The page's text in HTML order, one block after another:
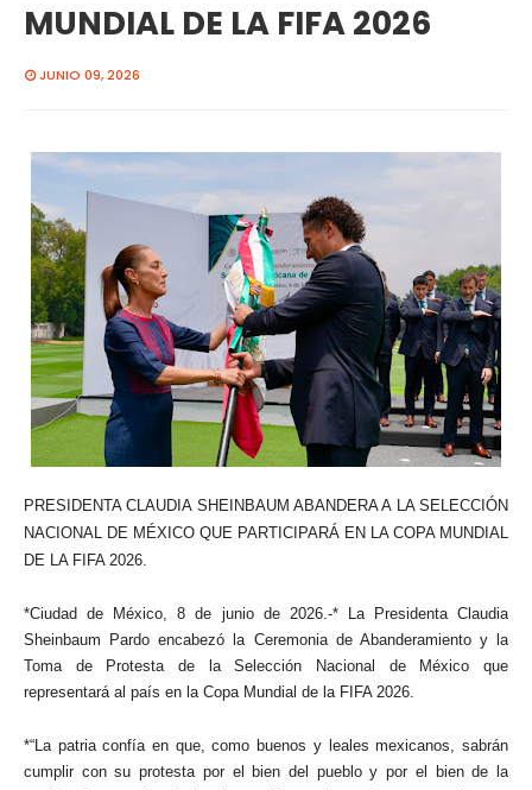
MUNDIAL DE LA FIFA 2026
JUNIO 09, 2026
PRESIDENTA CLAUDIA SHEINBAUM ABANDERA A LA SELECCIÓN
NACIONAL DE MÉXICO QUE PARTICIPARÁ EN LA COPA MUNDIAL
DE LA FIFA 2026.
*Ciudad de México, 8 de junio de 2026.-* La Presidenta Claudia
Sheinbaum Pardo encabezó la Ceremonia de Abanderamiento y la
Toma de Protesta de la Selección Nacional de México que
representará al país en la Copa Mundial de la FIFA 2026.
*“La patria confía en que, como buenos y leales mexicanos, sabrán
cumplir con su protesta por el bien del pueblo y por el bien de la